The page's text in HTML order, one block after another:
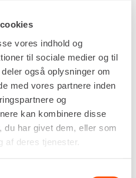
vores indhold og
til sociale medier og til
også oplysninger om
med vores partnere inden
og
kan kombinere disse
du har givet dem, eller som
af deres tjenester.
skifte.